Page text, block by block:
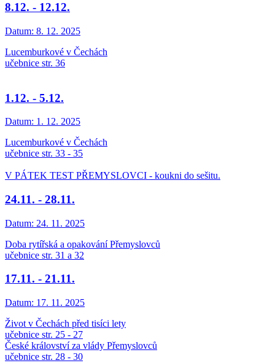
8.12. - 12.12.
Datum: 8. 12. 2025
Lucemburkové v Čechách
učebnice str. 36
1.12. - 5.12.
Datum: 1. 12. 2025
Lucemburkové v Čechách
učebnice str. 33 - 35
V PÁTEK TEST PŘEMYSLOVCI - koukni do sešitu.
24.11. - 28.11.
Datum: 24. 11. 2025
Doba rytířská a opakování Přemyslovců
učebnice str. 31 a 32
17.11. - 21.11.
Datum: 17. 11. 2025
Život v Čechách před tisíci lety
učebnice str. 25 - 27
České království za vlády Přemyslovců
učebnice str. 28 - 30